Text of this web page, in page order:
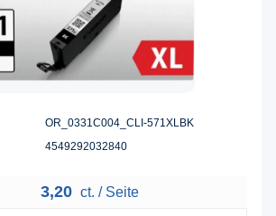
OR_0331C004_CLI-571XLBK
4549292032840
3,20 ct. / Seite